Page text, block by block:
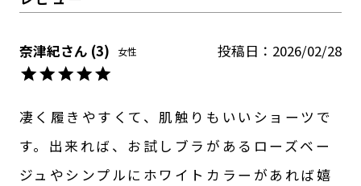
奈津紀 3 女性 投稿日 2026/02/28
凄く履きやすくて、肌触りもいいショーツで
す。出来れば、お試しブラがあるローズベー
ジュやシンプルにホワイトカラーがあれば嬉